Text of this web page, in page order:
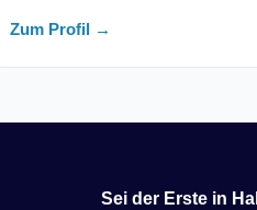
Zum Profil →
Sei der Erste in